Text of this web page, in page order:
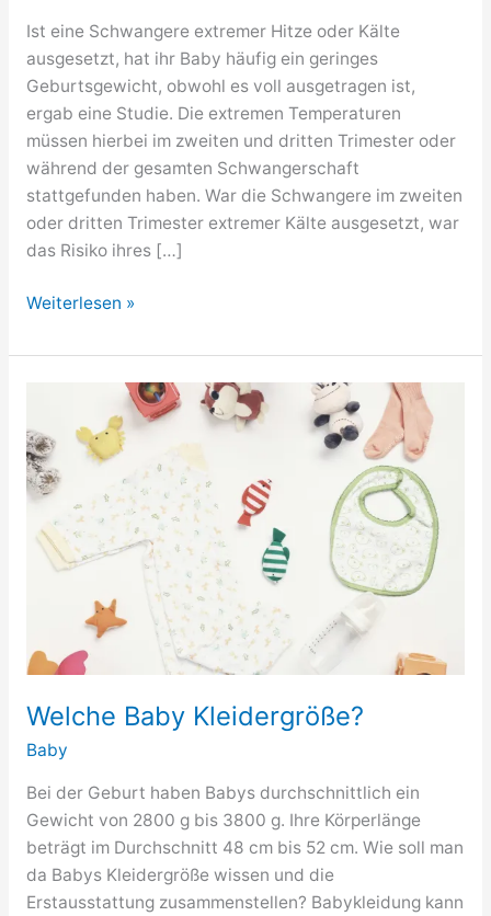
Ist eine Schwangere extremer Hitze oder Kälte
ausgesetzt, hat ihr Baby häufig ein geringes
Geburtsgewicht, obwohl es voll ausgetragen ist,
ergab eine Studie. Die extremen Temperaturen
müssen hierbei im zweiten und dritten Trimester oder
während der gesamten Schwangerschaft
stattgefunden haben. War die Schwangere im zweiten
oder dritten Trimester extremer Kälte ausgesetzt, war
das Risiko ihres […]
Extreme
&
für
Ungeborene!
Weiterlesen »
Welche Baby Kleidergröße?
Baby
Bei der Geburt haben Babys durchschnittlich ein
Gewicht von 2800 g bis 3800 g. Ihre Körperlänge
beträgt im Durchschnitt 48 cm bis 52 cm. Wie soll man
da Babys Kleidergröße wissen und die
Erstausstattung zusammenstellen? Babykleidung kann